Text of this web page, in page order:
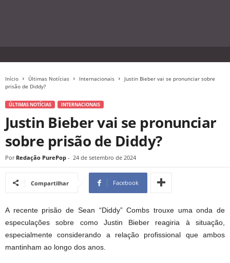
Início Últimas Notícias Internacionais
Justin Bieber vai se pronunciar sobre
prisão de Diddy?
ÚLTIMAS NOTÍCIAS INTERNACIONAIS
Justin Bieber vai se pronunciar
sobre prisão de Diddy?
Por Redação PurePop - 24 de setembro de 2024
Compartilhar Facebook
A recente prisão de Sean “Diddy” Combs trouxe uma onda de
especulações sobre como Justin Bieber reagiria à situação,
especialmente considerando a relação profissional que ambos
mantinham ao longo dos anos.